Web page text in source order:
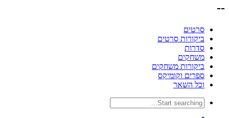
--
סרטים
ביקורות סרטים
סדרות
משחקים
ביקורות משחקים
ספרים וקומיקס
וכל השאר